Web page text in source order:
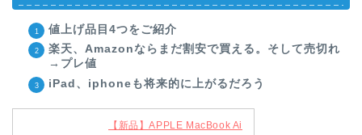
値上げ品目4つをご紹介
楽天、Amazonならまだ割安で買える。そして売切れ
→プレ値
iPad、iphoneも将来的に上がるだろう
【新品】APPLE MacBook Ai